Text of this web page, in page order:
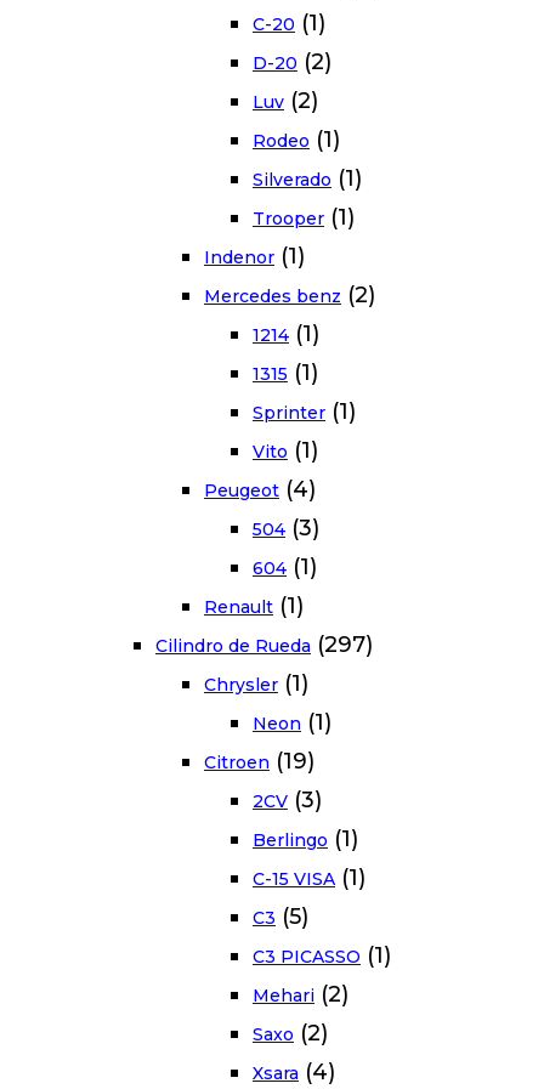
C-20 (1)
D-20 (2)
Luv (2)
Rodeo (1)
Silverado (1)
Trooper (1)
Indenor (1)
Mercedes benz (2)
1214 (1)
1315 (1)
Sprinter (1)
Vito (1)
Peugeot (4)
504 (3)
604 (1)
Renault (1)
Cilindro de Rueda (297)
Chrysler (1)
Neon (1)
Citroen (19)
2CV (3)
Berlingo (1)
C-15 VISA (1)
C3 (5)
C3 PICASSO (1)
Mehari (2)
Saxo (2)
Xsara (4)